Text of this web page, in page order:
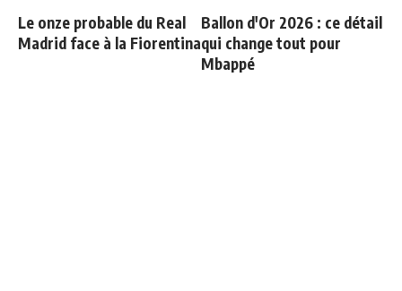
Le onze probable du Real
Madrid face à la Fiorentina
Ballon d'Or 2026 : ce détail
qui change tout pour
Mbappé